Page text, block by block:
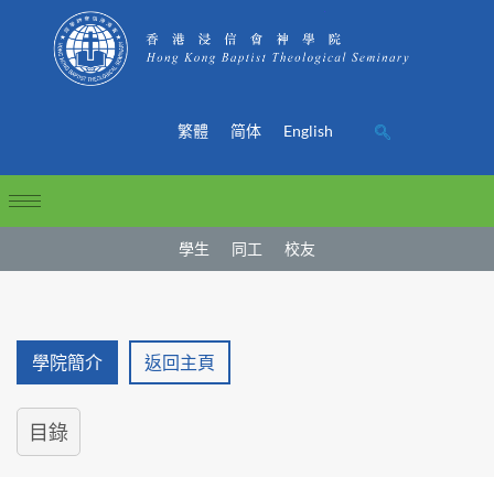
繁體 简体 English
學生 同工 校友
學院簡介 返回主頁
目錄